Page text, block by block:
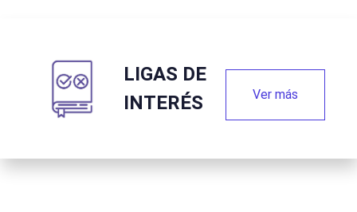
LIGAS DE
INTERÉS
Ver más